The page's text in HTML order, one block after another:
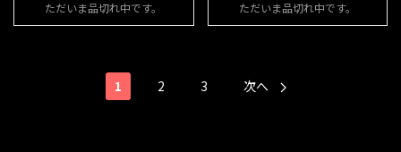
ただいま品切れ中です。 ただいま品切れ中です。
1 2 3 次へ